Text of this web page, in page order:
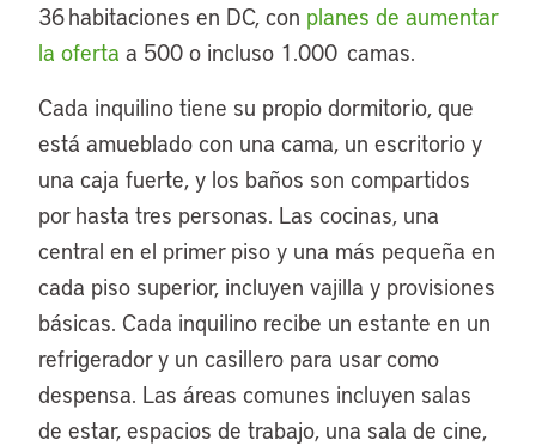
36 habitaciones en DC, con planes de aumentar
la oferta a 500 o incluso 1.000 camas.
Cada inquilino tiene su propio dormitorio, que
está amueblado con una cama, un escritorio y
una caja fuerte, y los baños son compartidos
por hasta tres personas. Las cocinas, una
central en el primer piso y una más pequeña en
cada piso superior, incluyen vajilla y provisiones
básicas. Cada inquilino recibe un estante en un
refrigerador y un casillero para usar como
despensa. Las áreas comunes incluyen salas
de estar, espacios de trabajo, una sala de cine,